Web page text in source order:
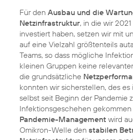
Für den Ausbau und die
Netzinfrastruktur, in die wir
investiert haben, setzen wir mit
auf eine Vielzahl größtenteils
Teams, so dass mögliche
kleinen Gruppen keine
die grundsätzliche
konnten wir sicherstellen, des
selbst seit Beginn der Pandemie
Infektionsgeschehen gekommen
Pandemie-Management wird
Omikron-Welle den stabilen